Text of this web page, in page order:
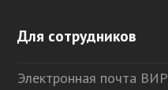
Для сотрудников
Электронная почта ВИР